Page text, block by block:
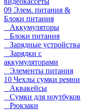
09 Элем. питания &
Блоки питания
Аккумуляторы
Блоки питания
Зарядные устройства
Зарядки с
аккумуляторами
Элементы питания
10 Чехлы сумки ремни
Аквакейсы
Сумки для ноутбуков
Рюкзаки